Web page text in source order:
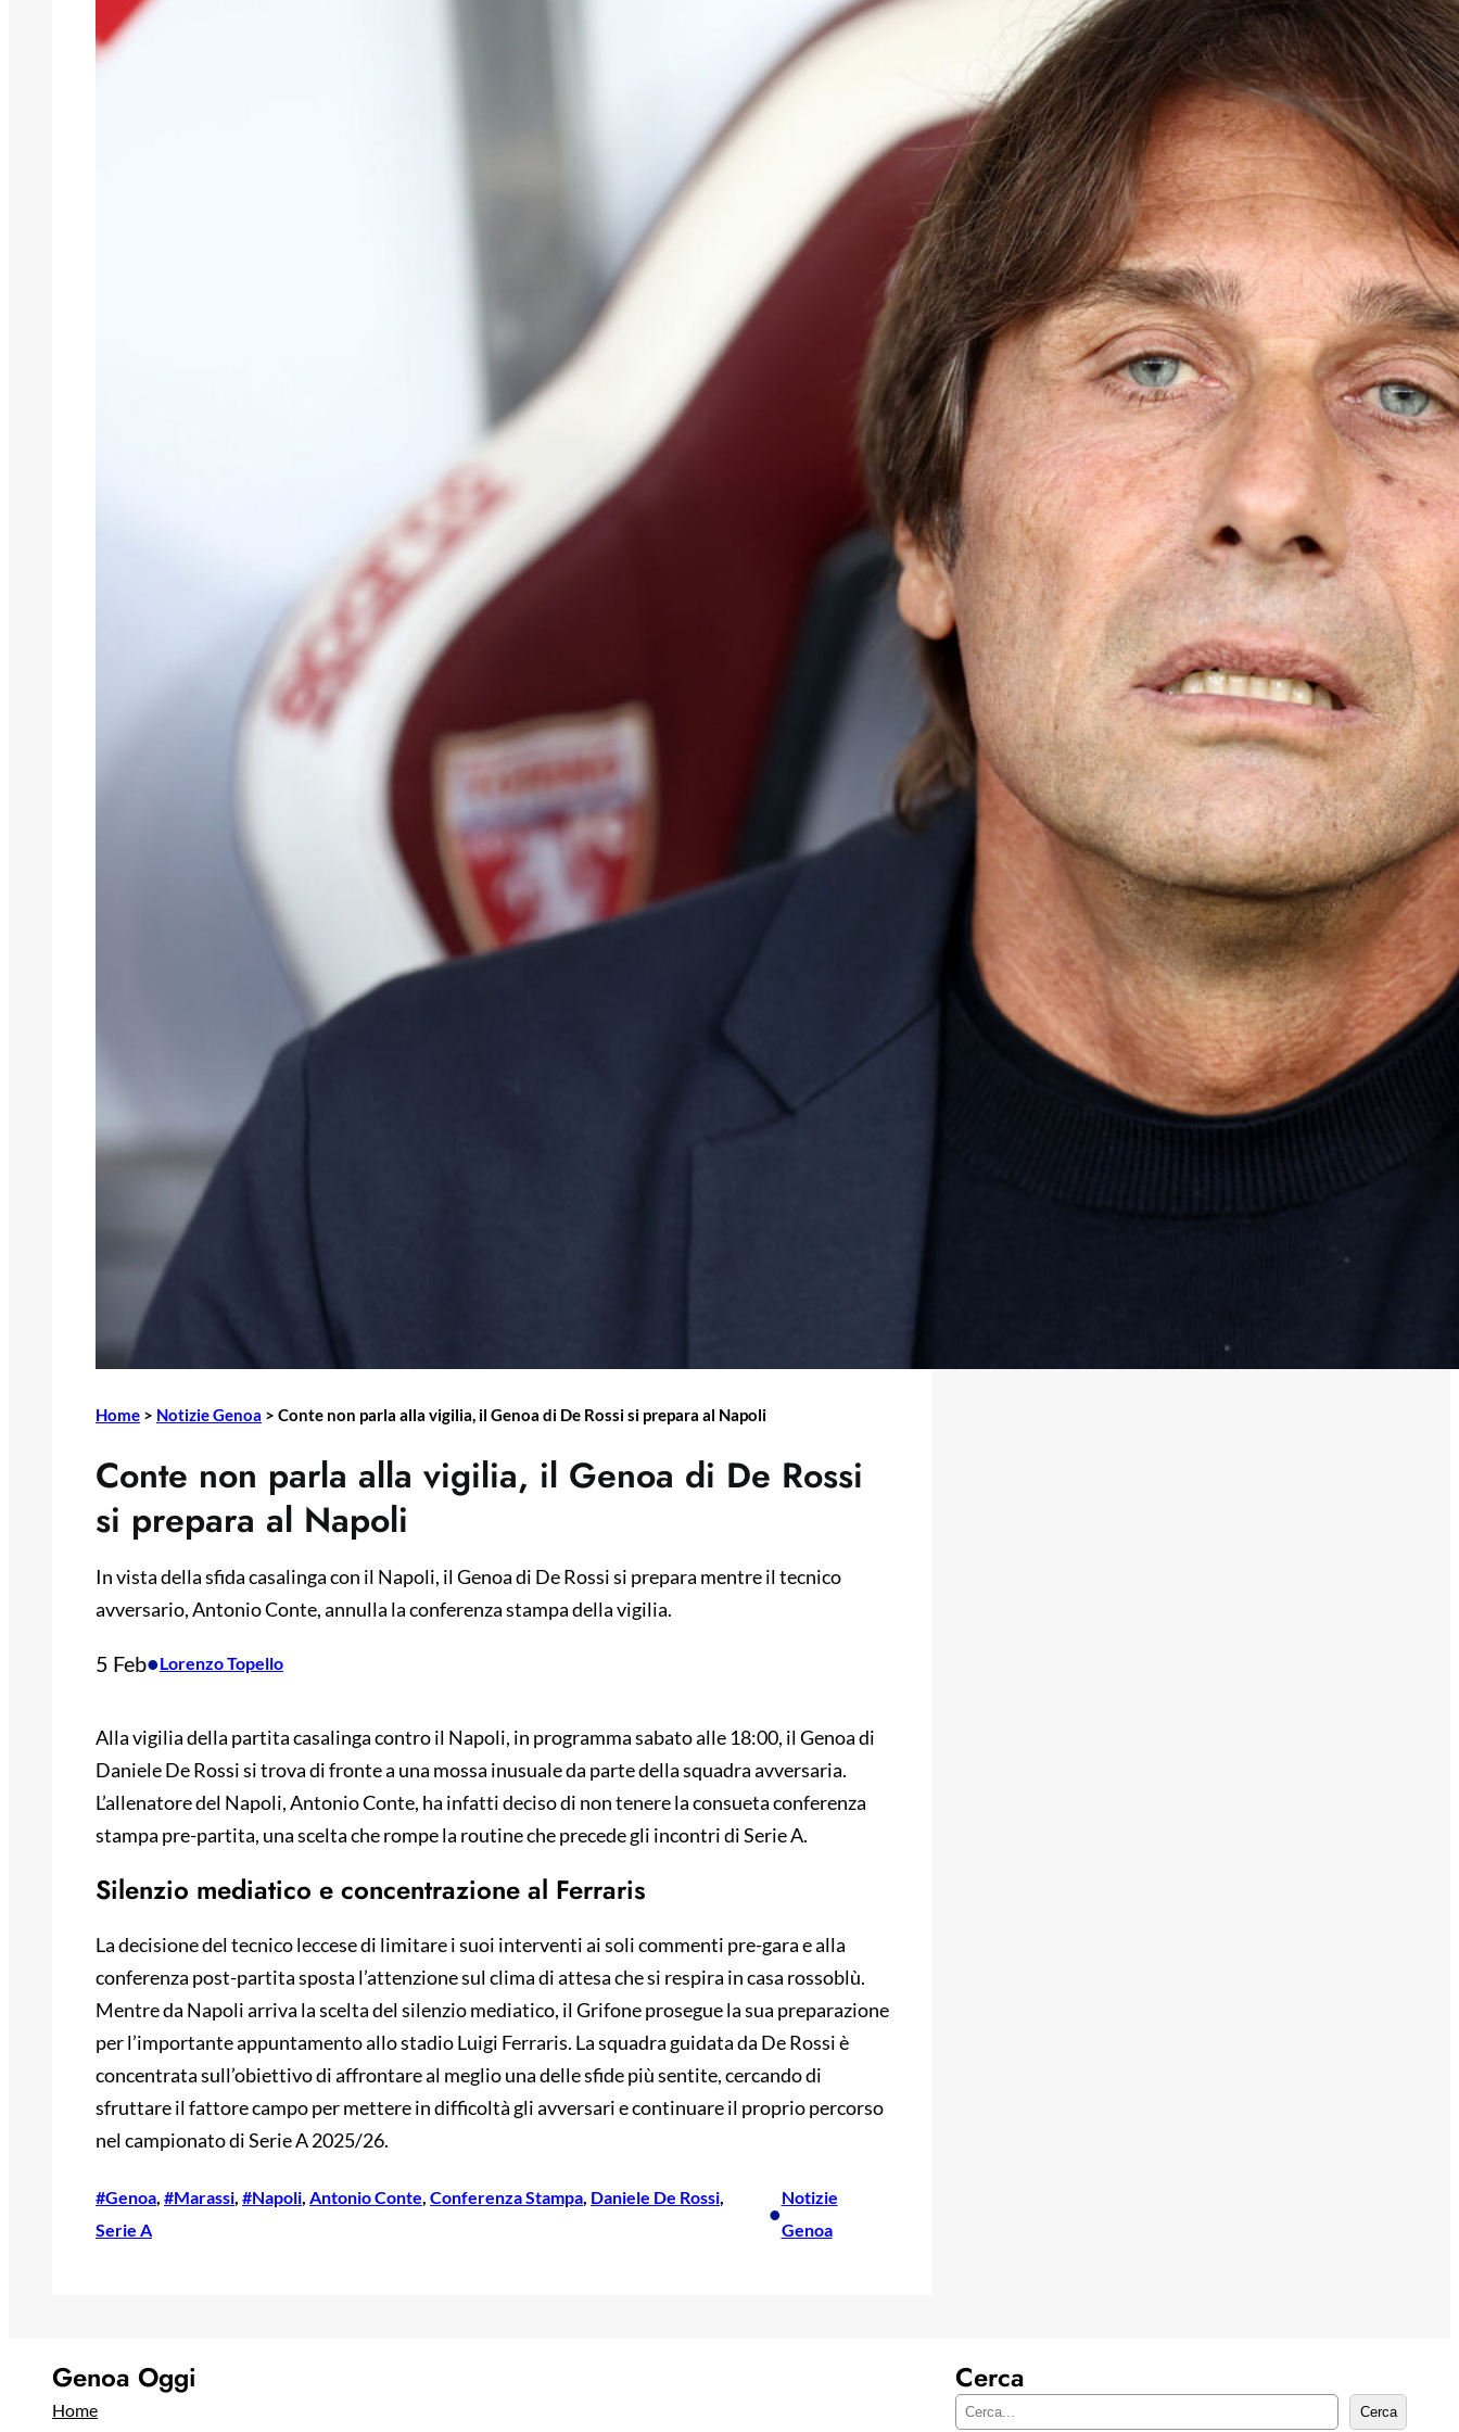
Home > Notizie Genoa > Conte non parla alla vigilia, il Genoa di De Rossi si prepara al Napoli
Conte non parla alla vigilia, il Genoa di De Rossi
si prepara al Napoli
In vista della sfida casalinga con il Napoli, il Genoa di De Rossi si prepara mentre il tecnico
avversario, Antonio Conte, annulla la conferenza stampa della vigilia.
5 Feb•Lorenzo Topello
Alla vigilia della partita casalinga contro il Napoli, in programma sabato alle 18:00, il Genoa di
Daniele De Rossi si trova di fronte a una mossa inusuale da parte della squadra avversaria.
L’allenatore del Napoli, Antonio Conte, ha infatti deciso di non tenere la consueta conferenza
stampa pre-partita, una scelta che rompe la routine che precede gli incontri di Serie A.
Silenzio mediatico e concentrazione al Ferraris
La decisione del tecnico leccese di limitare i suoi interventi ai soli commenti pre-gara e alla
conferenza post-partita sposta l’attenzione sul clima di attesa che si respira in casa rossoblù.
Mentre da Napoli arriva la scelta del silenzio mediatico, il Grifone prosegue la sua preparazione
per l’importante appuntamento allo stadio Luigi Ferraris. La squadra guidata da De Rossi è
concentrata sull’obiettivo di affrontare al meglio una delle sfide più sentite, cercando di
sfruttare il fattore campo per mettere in difficoltà gli avversari e continuare il proprio percorso
nel campionato di Serie A 2025/26.
#Genoa, #Marassi, #Napoli, Antonio Conte, Conferenza Stampa, Daniele De Rossi
Serie A
•
Notizie
Genoa
7 Agosto 2026
Scaglione lascia il Genoa, il Borussia
Dortmund continua a puntare sui
talenti italiani
7 Agosto 2026
Masini verso l’addio al Genoa, il
Frosinone offre 5 milioni per il
centrocampista
7 Agosto 2026
Genoa Oggi
Home
Cerca
C
Cerca